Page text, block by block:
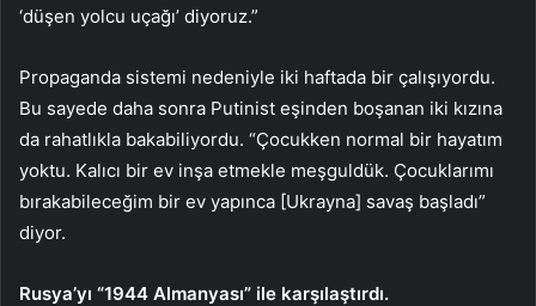
‘düşen yolcu uçağı’ diyoruz.”
Propaganda sistemi nedeniyle iki haftada bir çalışıyordu.
Bu sayede daha sonra Putinist eşinden boşanan iki kızına
da rahatlıkla bakabiliyordu. “Çocukken normal bir hayatım
yoktu. Kalıcı bir ev inşa etmekle meşguldük. Çocuklarımı
bırakabileceğim bir ev yapınca [Ukrayna] savaş başladı”
diyor.
Rusya’yı “1944 Almanyası” ile karşılaştırdı.